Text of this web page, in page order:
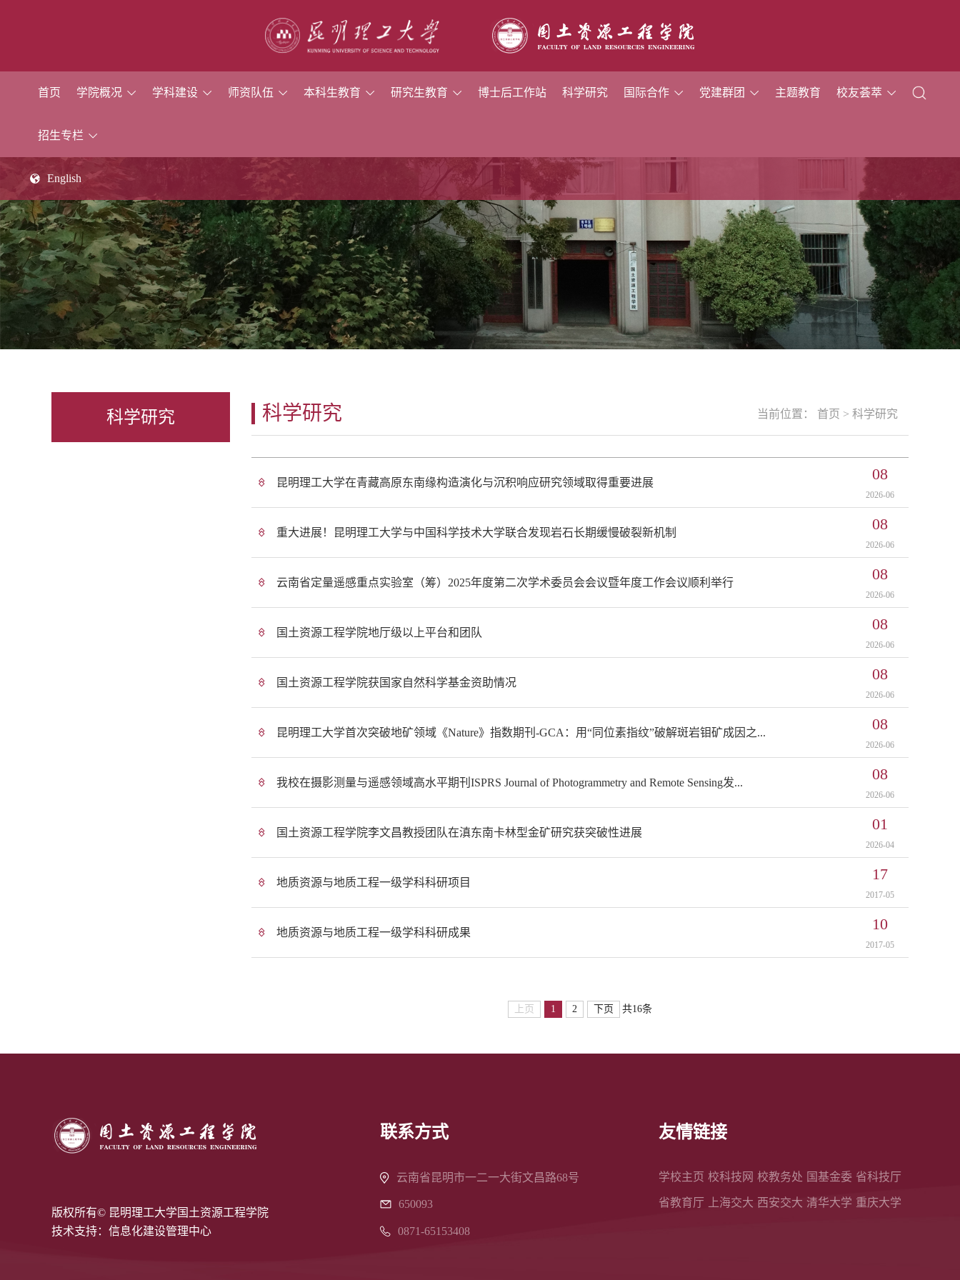
首页 学院概况 学科建设 师资队伍 本科生教育 研究生教育 博士后工作站 科学研究 国际合作 党建群团 主题教育 校友荟萃
招生专栏
English
科学研究 科学研究 当前位置： 首页 > 科学研究
昆明理工大学在青藏高原东南缘构造演化与沉积响应研究领域取得重要进展 08
2026-06
重大进展！昆明理工大学与中国科学技术大学联合发现岩石长期缓慢破裂新机制 08
2026-06
云南省定量遥感重点实验室（筹）2025年度第二次学术委员会会议暨年度工作会议顺利举行 08
2026-06
国土资源工程学院地厅级以上平台和团队 08
2026-06
国土资源工程学院获国家自然科学基金资助情况 08
2026-06
昆明理工大学首次突破地矿领域《Nature》指数期刊-GCA：用“同位素指纹”破解斑岩钼矿成因之... 08
2026-06
我校在摄影测量与遥感领域高水平期刊ISPRS Journal of Photogrammetry and Remote Sensing发... 08
2026-06
国土资源工程学院李文昌教授团队在滇东南卡林型金矿研究获突破性进展 01
2026-04
地质资源与地质工程一级学科科研项目 17
2017-05
地质资源与地质工程一级学科科研成果 10
2017-05
上页 1 2 下页 共16条
版权所有© 昆明理工大学国土资源工程学院
技术支持：信息化建设管理中心
联系方式
云南省昆明市一二一大街文昌路68号
650093
0871-65153408
友情链接
学校主页 校科技网 校教务处 国基金委 省科技厅
省教育厅 上海交大 西安交大 清华大学 重庆大学